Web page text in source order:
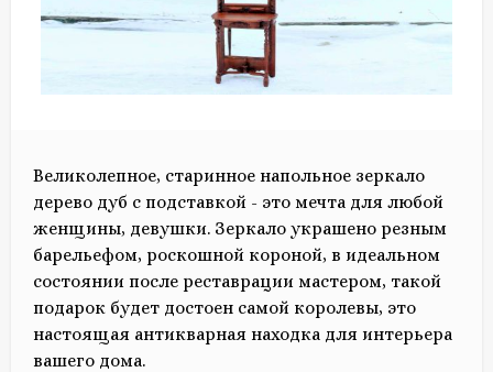
Великолепное, старинное напольное зеркало
дерево дуб с подставкой - это мечта для любой
женщины, девушки. Зеркало украшено резным
барельефом, роскошной короной, в идеальном
состоянии после реставрации мастером, такой
подарок будет достоен самой королевы, это
настоящая антикварная находка для интерьера
вашего дома.